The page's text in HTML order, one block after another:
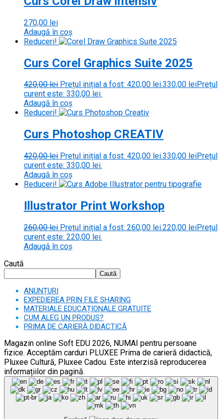
270,00 lei
Adaugă în coș
Reduceri!
Curs Corel Graphics Suite 2025
420,00lei Prețul inițial a fost: 420,00 lei.330,00 leiPrețul
curent este: 330,00 lei.
Adaugă în coș
Reduceri!
Curs Photoshop CREATIV
420,00lei Prețul inițial a fost: 420,00 lei.330,00 leiPrețul
curent este: 330,00 lei.
Adaugă în coș
Reduceri!
Illustrator Print Workshop
260,00lei Prețul inițial a fost: 260,00 lei.220,00 leiPrețul
curent este: 220,00 lei.
Adaugă în coș
Caută
Caută
ANUNȚURI
EXPEDIEREA PRIN FILE SHARING
MATERIALE EDUCAȚIONALE GRATUITE
CUM ALEG UN PRODUS?
PRIMA DE CARIERĂ DIDACTICĂ
Magazin online Soft EDU 2026, NUMAI pentru persoane
fizice. Acceptăm carduri PLUXEE Prima de carieră didactică,
Pluxee Cultură, Pluxee Cadou. Este interzisă reproducerea
informațiilor din pagină.